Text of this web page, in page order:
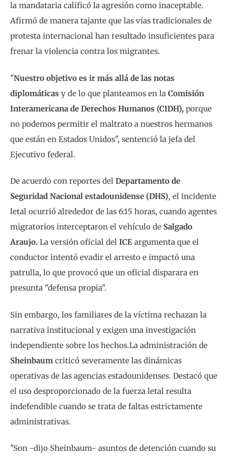
la mandataria calificó la agresión como inaceptable.
Afirmó de manera tajante que las vías tradicionales de
protesta internacional han resultado insuficientes para
frenar la violencia contra los migrantes.
"Nuestro objetivo es ir más allá de las notas
diplomáticas y de lo que planteamos en la Comisión
Interamericana de Derechos Humanos (CIDH), porque
no podemos permitir el maltrato a nuestros hermanos
que están en Estados Unidos", sentenció la jefa del
Ejecutivo federal.
De acuerdo con reportes del Departamento de
Seguridad Nacional estadounidense (DHS), el incidente
letal ocurrió alrededor de las 6:15 horas, cuando agentes
migratorios interceptaron el vehículo de Salgado
Araujo. La versión oficial del ICE argumenta que el
conductor intentó evadir el arresto e impactó una
patrulla, lo que provocó que un oficial disparara en
presunta "defensa propia".
Sin embargo, los familiares de la víctima rechazan la
narrativa institucional y exigen una investigación
independiente sobre los hechos.La administración de
Sheinbaum criticó severamente las dinámicas
operativas de las agencias estadounidenses. Destacó que
el uso desproporcionado de la fuerza letal resulta
indefendible cuando se trata de faltas estrictamente
administrativas.
"Son -dijo Sheinbaum- asuntos de detención cuando su